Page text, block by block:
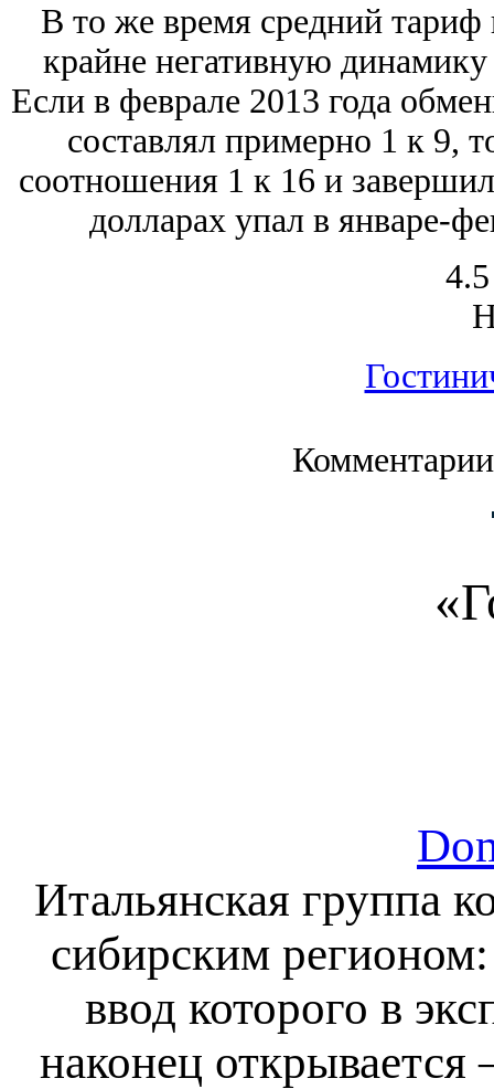
В то же время средний тариф
крайне негативную
Если в феврале 2013 года
составлял примерно 1 к 9,
соотношения 1 к 16 и
долларах упал в январе-
Итальянская группа
сибирским
ввод которого в
наконец